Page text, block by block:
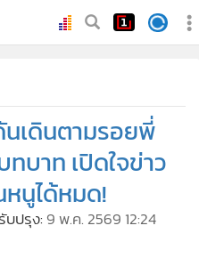
นเดินตามรอยพี่
บาท เปิดใจข่าว
นูได้หมด!
บปรุง: 9 พ.ค. 2569 12:24